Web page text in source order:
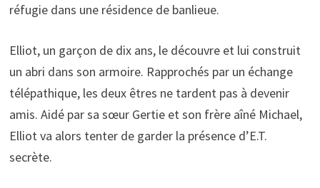
réfugie dans une résidence de banlieue.
Elliot, un garçon de dix ans, le découvre et lui construit
un abri dans son armoire. Rapprochés par un échange
télépathique, les deux êtres ne tardent pas à devenir
amis. Aidé par sa sœur Gertie et son frère aîné Michael,
Elliot va alors tenter de garder la présence d’E.T.
secrète.